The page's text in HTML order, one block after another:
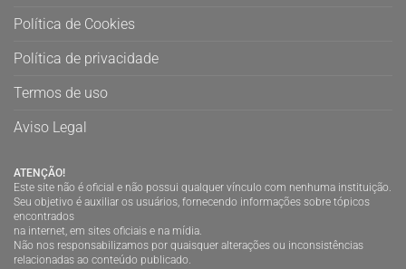
Política de Cookies
Política de privacidade
Termos de uso
Aviso Legal
ATENÇÃO!
Este site não é oficial e não possui qualquer vínculo com nenhuma instituição.
Seu objetivo é auxiliar os usuários, fornecendo informações sobre tópicos
encontrados
na internet, em sites oficiais e na mídia.
Não nos responsabilizamos por quaisquer alterações ou inconsistências
relacionadas ao conteúdo publicado.